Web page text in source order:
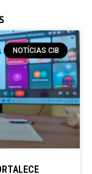
NOTÍCIAS CIB